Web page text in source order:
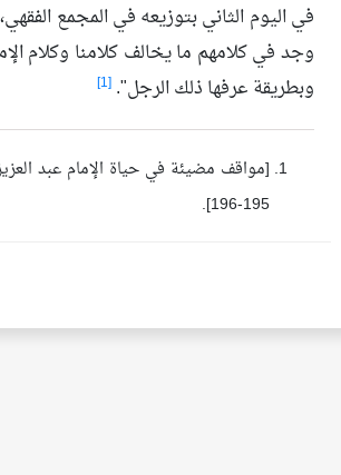
في اليوم الثاني بتوزيعه في المجمع
وجد في كلامهم ما يخالف كلامنا وكلام
وبطريقة عرفها ذلك الرجل". [1]
195-196].